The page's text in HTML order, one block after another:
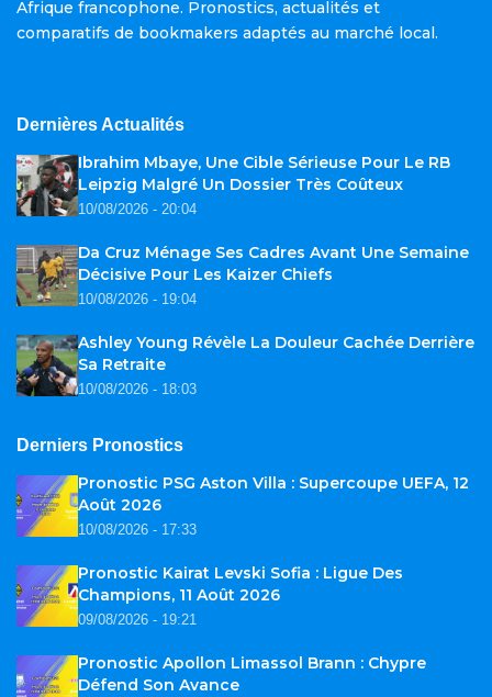
Afrique francophone. Pronostics, actualités et
comparatifs de bookmakers adaptés au marché local.
Dernières Actualités
Ibrahim Mbaye, Une Cible Sérieuse Pour Le RB
Leipzig Malgré Un Dossier Très Coûteux
10/08/2026 - 20:04
Da Cruz Ménage Ses Cadres Avant Une Semaine
Décisive Pour Les Kaizer Chiefs
10/08/2026 - 19:04
Ashley Young Révèle La Douleur Cachée Derrière
Sa Retraite
10/08/2026 - 18:03
Derniers Pronostics
Pronostic PSG Aston Villa : Supercoupe UEFA, 12
Août 2026
10/08/2026 - 17:33
Pronostic Kairat Levski Sofia : Ligue Des
Champions, 11 Août 2026
09/08/2026 - 19:21
Pronostic Apollon Limassol Brann : Chypre
Défend Son Avance